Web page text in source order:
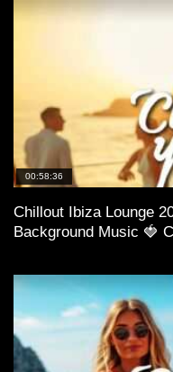
00:58:36
Chillout Ibiza Lounge
Background Music 🍓